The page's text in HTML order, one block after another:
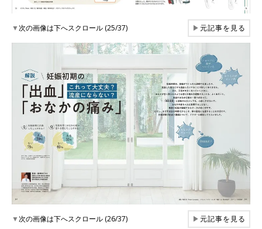
▼次の画像は下へスクロール (25/37) ▶元記事を見る
▼次の画像は下へスクロール (26/37) ▶元記事を見る